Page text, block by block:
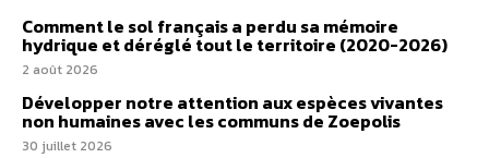
Comment le sol français a perdu sa mémoire
hydrique et déréglé tout le territoire (2020-2026)
2 août 2026
Développer notre attention aux espèces vivantes
non humaines avec les communs de Zoepolis
30 juillet 2026